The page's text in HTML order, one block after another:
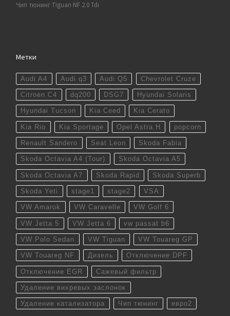
Чип тюнинг Tiguan NF 2.0 Tdi
Метки
Audi A4 Audi q3 Audi Q5 Chevrolet Cruze
Citroen C4 dq200 DSG7 Hyundai Solaris
Hyundai Tucson Kia Ceed Kia Cerato
Kia Rio Kia Sportage Opel Astra H popcorn
Renault Sandero Seat Leon Skoda Fabia
Skoda Octavia A4 (Tour) Skoda Octavia A5
Skoda Octavia A7 Skoda Rapid Skoda Superb
Skoda Yeti stage1 stage2 VSA
VW Amarok VW Caravelle VW Golf 6
VW Jetta 5 VW Jetta 6 vw passat b6
VW Polo Sedan VW Tiguan VW Touareg GP
VW Touareg NF Дизель Отключение DPF
Отключение EGR Сажевый фильтр
Удаление вихревых заслонок
Удаление катализатора Чип тюнинг евро2